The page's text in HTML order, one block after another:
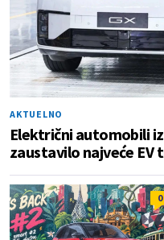
AKTUELNO
Električni automobili
zaustavilo najveće EV
0